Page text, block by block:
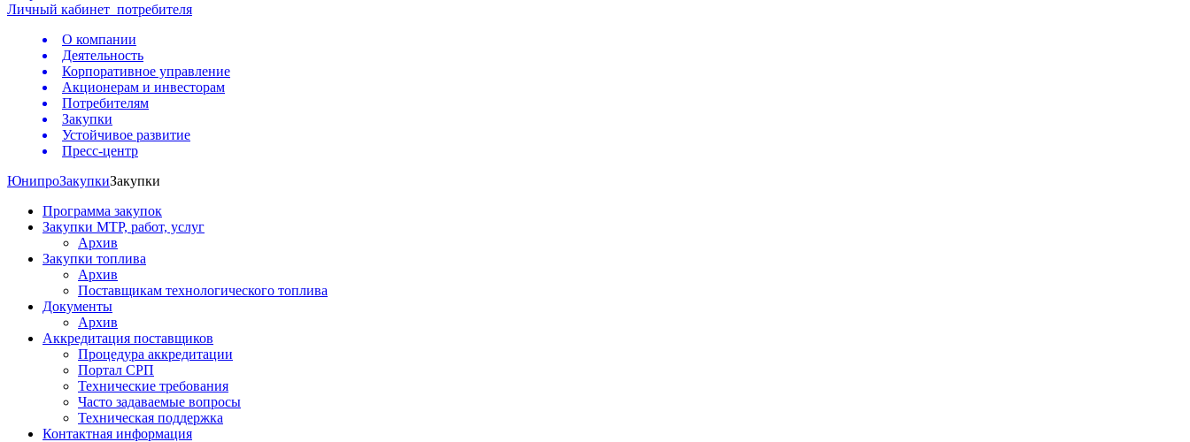
Личный кабинет потребителя
О компании
Деятельность
Корпоративное управление
Акционерам и инвесторам
Потребителям
Закупки
Устойчивое развитие
Пресс-центр
ЮнипроЗакупкиЗакупки
Программа закупок
Закупки МТР, работ, услуг
Архив
Закупки топлива
Архив
Поставщикам технологического топлива
Документы
Архив
Аккредитация поставщиков
Процедура аккредитации
Портал СРП
Технические требования
Часто задаваемые вопросы
Техническая поддержка
Контактная информация